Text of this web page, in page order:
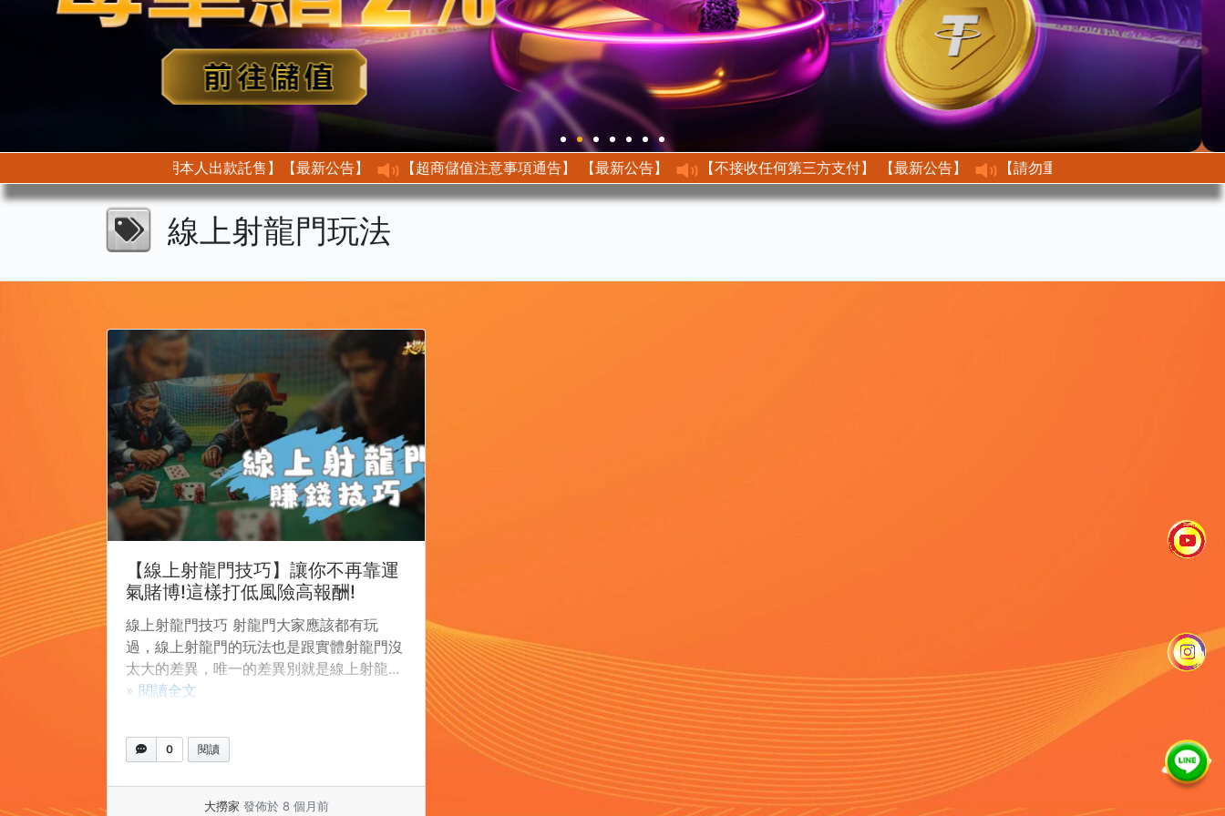
【最新公告】【首次託售需身分驗證以此證明本人出款託售】 【最新公告】 【超商儲值注意事項通告】 【最新公告】 【不接收任何第三方支付】
線上射龍門玩法
【線上射龍門技巧】讓你不再靠運
氣賭博!這樣打低風險高報酬!
線上射龍門技巧 射龍門大家應該都有玩
過，線上射龍門的玩法也是跟實體射龍門沒
太大的差異，唯一的差異別就是線上射龍...
» 閱讀全文
0 閱讀
大撈家 發佈於 8 個月前